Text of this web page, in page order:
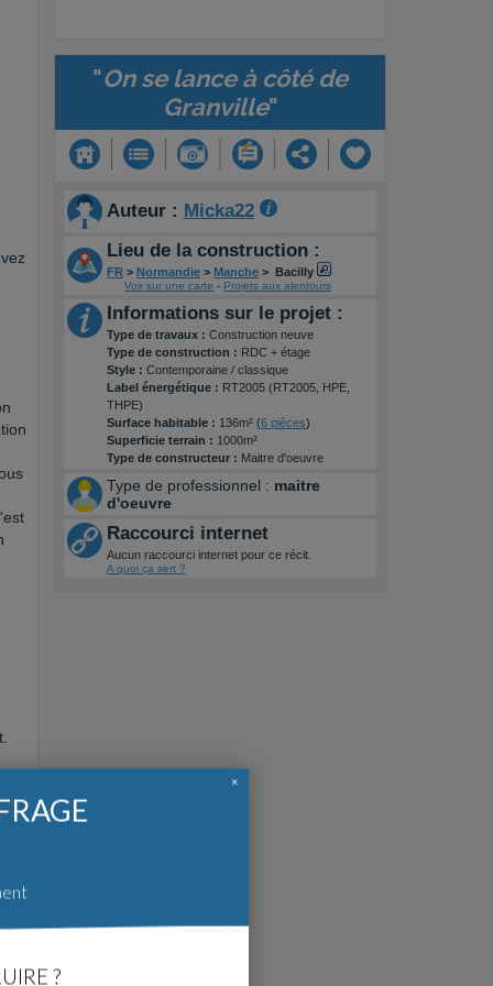
"On se lance à côté de
Granville"
Auteur : Micka22
Lieu de la construction :
FR > Normandie > Manche > Bacilly
Voir sur une carte - Projets aux alentours
Informations sur le projet :
Type de travaux : Construction neuve
Type de construction : RDC + étage
Style : Contemporaine / classique
Label énergétique : RT2005 (RT2005, HPE,
THPE)
Surface habitable : 136m² (6 pièces)
Superficie terrain : 1000m²
Type de constructeur : Maitre d'oeuvre
Type de professionnel : maitre
d'oeuvre
Raccourci internet
Aucun raccourci internet pour ce récit.
A quoi ça sert ?
?
×